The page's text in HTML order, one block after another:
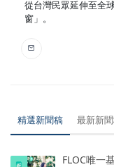
從台灣民眾延伸至全
窗」。
精選新聞稿 最新新
FLOC唯一